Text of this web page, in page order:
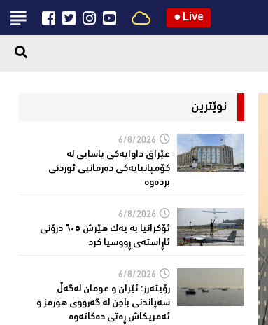
● Live
نوێترین
6/8/2026
عێراق داوایەکی یاسایی لە
کۆمپانیایه‌كی دەرمانیى ئوردنی
بردەوە
6/8/2026
ئۆکرانیا بە یەک هێرش ٦٠٥ درۆنی
ئاڕاستەى ڕووسیا کرد
6/8/2026
رۆیتەرز: ئێران و عومان لەگەڵ
سەپاندنی باجن لە گەرووی هورمز و
ئەمریکاش ڕەتی دەکاتەوە